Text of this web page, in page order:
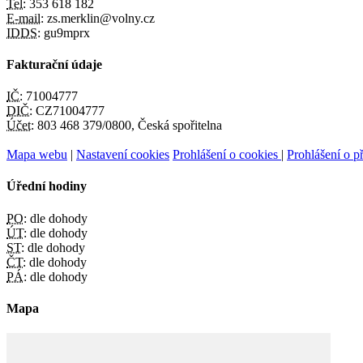
Tel: 353 618 182
E-mail: zs.merklin@volny.cz
IDDS: gu9mprx
Fakturační údaje
IČ: 71004777
DIČ: CZ71004777
Účet: 803 468 379/0800, Česká spořitelna
Mapa webu | Nastavení cookies Prohlášení o cookies | Prohlášení o
Úřední hodiny
PO: dle dohody
ÚT: dle dohody
ST: dle dohody
ČT: dle dohody
PÁ: dle dohody
Mapa